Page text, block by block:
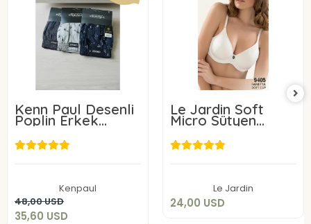
Kenn Paul Desenli
Poplin Erkek
Boxer 6 Adet
Kenpaul
48,00 USD
35,60 USD
Add to cart
Le Jardin Soft
Micro Sütyen
9405-C
Le Jardin
24,00 USD
24,00 USD